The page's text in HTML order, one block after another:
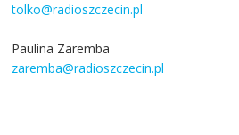
tolko@radioszczecin.pl
Paulina Zaremba
zaremba@radioszczecin.pl